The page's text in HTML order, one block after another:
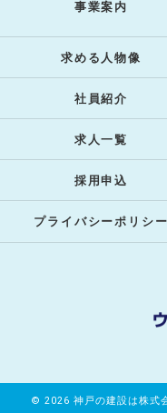
事業案内
求める人物像
社員紹介
求人一覧
採用申込
プライバシーポリシー
© 2026 神戸の建設は株式